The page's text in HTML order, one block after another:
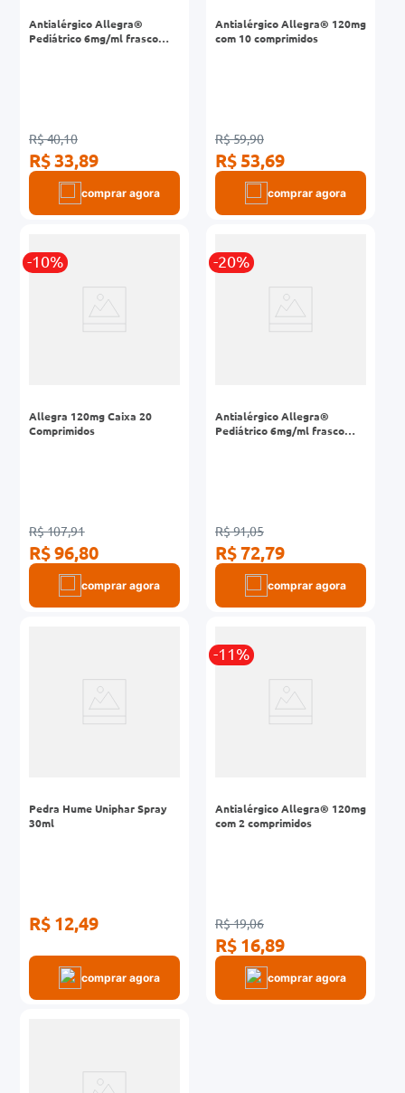
Antialérgico Allegra®
Pediátrico 6mg/ml frasco
R$ 40,10
R$ 33,89
comprar agora
Antialérgico Allegra® 120mg
com 10 comprimidos
R$ 59,90
R$ 53,69
comprar agora
-10%
Allegra 120mg Caixa 20
Comprimidos
R$ 107,91
R$ 96,80
comprar agora
-20%
Antialérgico Allegra®
Pediátrico 6mg/ml frasco
R$ 91,05
R$ 72,79
comprar agora
Pedra Hume Uniphar Spray
30ml
R$ 12,49
comprar agora
-11%
Antialérgico Allegra® 120mg
com 2 comprimidos
R$ 19,06
R$ 16,89
comprar agora